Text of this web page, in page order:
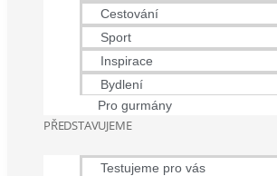
Cestování
Sport
Inspirace
Bydlení
Pro gurmány
PŘEDSTAVUJEME
Testujeme pro vás